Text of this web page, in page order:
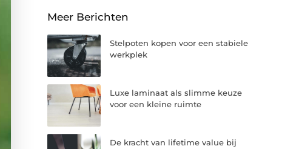
Meer Berichten
Stelpoten kopen voor een stabiele
werkplek
Luxe laminaat als slimme keuze
voor een kleine ruimte
De kracht van lifetime value bij